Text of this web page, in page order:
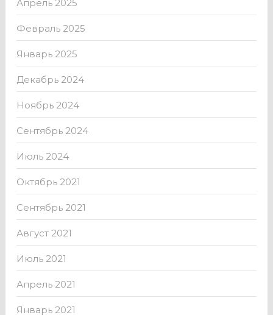
Апрель 2025
Февраль 2025
Январь 2025
Декабрь 2024
Ноябрь 2024
Сентябрь 2024
Июль 2024
Октябрь 2021
Сентябрь 2021
Август 2021
Июль 2021
Апрель 2021
Январь 2021